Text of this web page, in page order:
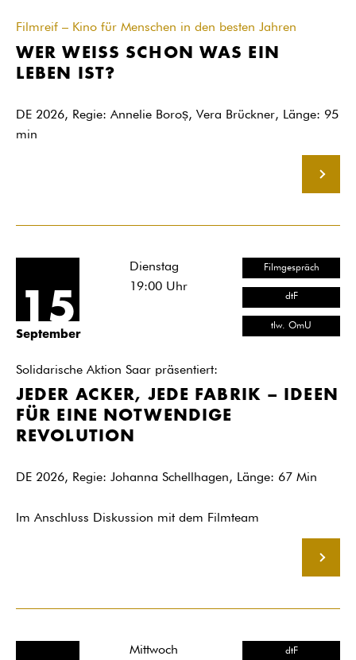
Filmreif – Kino für Menschen in den besten Jahren
WER WEISS SCHON WAS EIN
LEBEN IST?
DE 2026, Regie: Annelie Boroș, Vera Brückner, Länge: 95
min
15
September
Dienstag
19:00Uhr
Filmgespräch
dtF
tlw. OmU
Solidarische Aktion Saar präsentiert:
JEDER ACKER, JEDE FABRIK – IDEEN
FÜR EINE NOTWENDIGE
REVOLUTION
DE 2026, Regie: Johanna Schellhagen, Länge: 67 Min
Im Anschluss Diskussion mit dem Filmteam
Mittwoch dtF